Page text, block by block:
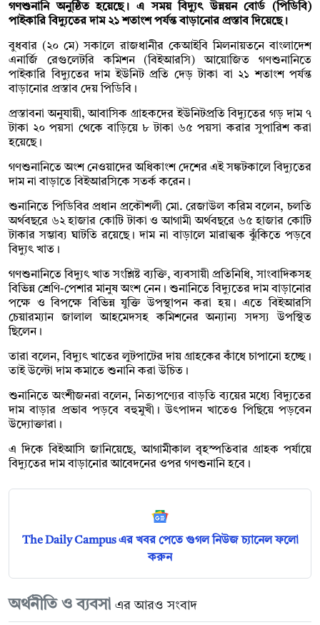
গণশুনানি অনুষ্ঠিত হয়েছে। এ সময় বিদ্যুৎ উন্নয়ন বোর্ড (পিডিবি)
পাইকারি বিদ্যুতের দাম ২১ শতাংশ পর্যন্ত বাড়ানোর প্রস্তাব দিয়েছে।
বুধবার (২০ মে) সকালে রাজধানীর কেআইবি মিলনায়তনে বাংলাদেশ
এনার্জি রেগুলেটরি কমিশন (বিইআরসি) আয়োজিত গণশুনানিতে
পাইকারি বিদ্যুতের দাম ইউনিট প্রতি দেড় টাকা বা ২১ শতাংশ পর্যন্ত
বাড়ানোর প্রস্তাব দেয় পিডিবি।
প্রস্তাবনা অনুযায়ী, আবাসিক গ্রাহকদের ইউনিটপ্রতি বিদ্যুতের গড় দাম ৭
টাকা ২০ পয়সা থেকে বাড়িয়ে ৮ টাকা ৬৫ পয়সা করার সুপারিশ করা
হয়েছে।
গণশুনানিতে অংশ নেওয়াদের অধিকাংশ দেশের এই সঙ্কটকালে বিদ্যুতের
দাম না বাড়াতে বিইআরসিকে সতর্ক করেন।
শুনানিতে পিডিবির প্রধান প্রকৌশলী মো. রেজাউল করিম বলেন, চলতি
অর্থবছরে ৬২ হাজার কোটি টাকা ও আগামী অর্থবছরে ৬৫ হাজার কোটি
টাকার সম্ভাব্য ঘাটতি রয়েছে। দাম না বাড়ালে মারাত্মক ঝুঁকিতে পড়বে
বিদ্যুৎ খাত।
গণশুনানিতে বিদ্যুৎ খাত সংশ্লিষ্ট ব্যক্তি, ব্যবসায়ী প্রতিনিধি, সাংবাদিকসহ
বিভিন্ন শ্রেণি-পেশার মানুষ অংশ নেন। শুনানিতে বিদ্যুতের দাম বাড়ানোর
পক্ষে ও বিপক্ষে বিভিন্ন যুক্তি উপস্থাপন করা হয়। এতে বিইআরসি
চেয়ারম্যান জালাল আহমেদসহ কমিশনের অন্যান্য সদস্য উপস্থিত
ছিলেন।
তারা বলেন, বিদ্যুৎ খাতের লুটপাটের দায় গ্রাহকের কাঁধে চাপানো হচ্ছে।
তাই উল্টো দাম কমাতে শুনানি করা উচিত।
শুনানিতে অংশীজনরা বলেন, নিত্যপণ্যের বাড়তি ব্যয়ের মধ্যে বিদ্যুতের
দাম বাড়ার প্রভাব পড়বে বহুমুখী। উৎপাদন খাতেও পিছিয়ে পড়বেন
উদ্যোক্তারা।
এ দিকে বিইআসি জানিয়েছে, আগামীকাল বৃহস্পতিবার গ্রাহক পর্যায়ে
বিদ্যুতের দাম বাড়ানোর আবেদনের ওপর গণশুনানি হবে।
The Daily Campus এর খবর পেতে গুগল নিউজ চ্যানেল ফলো
করুন
অর্থনীতি ও ব্যবসা এর আরও সংবাদ